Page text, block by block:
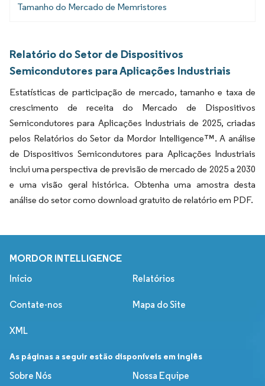
Tamanho do Mercado de Memristores
Relatório do Setor de Dispositivos
Semicondutores para Aplicações Industriais
Estatísticas de participação de mercado, tamanho e taxa de
crescimento de receita do Mercado de Dispositivos
Semicondutores para Aplicações Industriais de 2025, criadas
pelos Relatórios do Setor da Mordor Intelligence™. A análise
de Dispositivos Semicondutores para Aplicações Industriais
inclui uma perspectiva de previsão de mercado de 2025 a 2030
e uma visão geral histórica. Obtenha uma amostra desta
análise do setor como download gratuito de relatório em PDF.
MORDOR INTELLIGENCE
Início Relatórios
Contate-nos Mapa do Site
XML
As páginas a seguir estão disponíveis em inglês
Sobre Nós
Nossa Equipe